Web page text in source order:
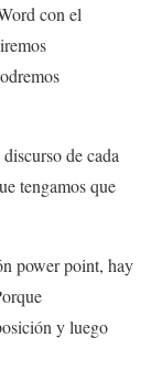
con el
de cada
tengamos que
power point, hay
y luego